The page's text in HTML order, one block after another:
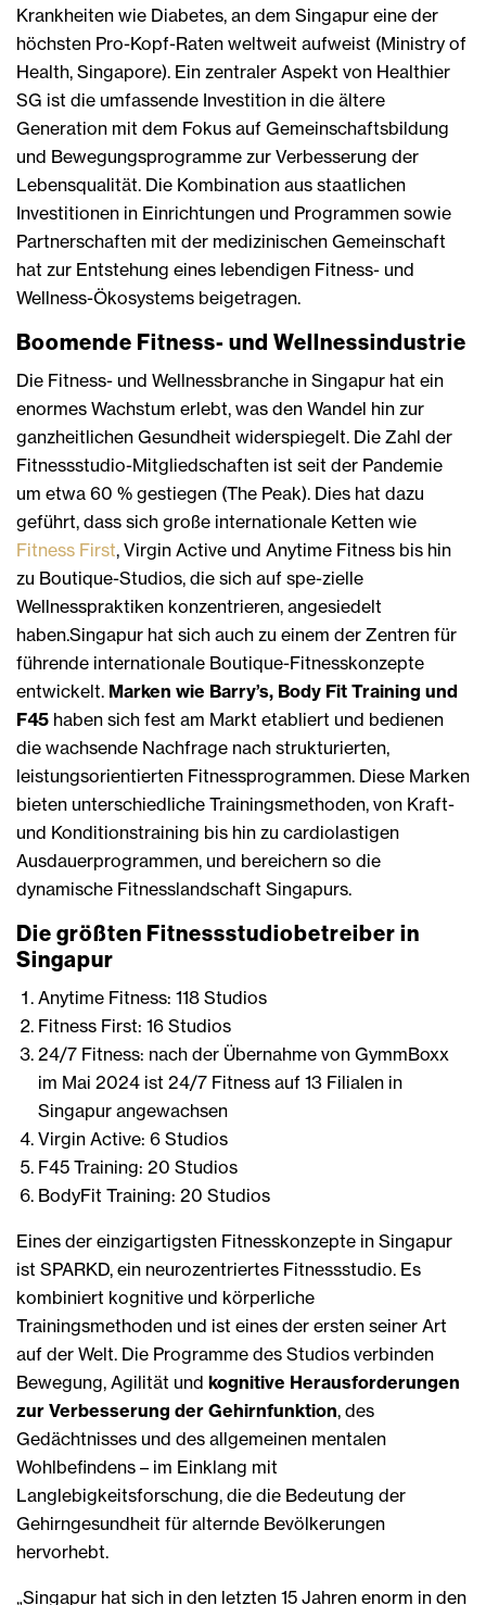
Krankheiten wie Diabetes, an dem Singapur eine der
höchsten Pro-Kopf-Raten weltweit aufweist (Ministry of
Health, Singapore). Ein zentraler Aspekt von Healthier
SG ist die umfassende Investition in die ältere
Generation mit dem Fokus auf Gemeinschaftsbildung
und Bewegungsprogramme zur Verbesserung der
Lebensqualität. Die Kombination aus staatlichen
Investitionen in Einrichtungen und Programmen sowie
Partnerschaften mit der medizinischen Gemeinschaft
hat zur Entstehung eines lebendigen Fitness- und
Wellness-Ökosystems beigetragen.
Boomende Fitness- und Wellnessindustrie
Die Fitness- und Wellnessbranche in Singapur hat ein
enormes Wachstum erlebt, was den Wandel hin zur
ganzheitlichen Gesundheit widerspiegelt. Die Zahl der
Fitnessstudio-Mitgliedschaften ist seit der Pandemie
um etwa 60 % gestiegen (The Peak). Dies hat dazu
geführt, dass sich große internationale Ketten wie
Fitness First, Virgin Active und Anytime Fitness bis hin
zu Boutique-Studios, die sich auf spe-zielle
Wellnesspraktiken konzentrieren, angesiedelt
haben.Singapur hat sich auch zu einem der Zentren für
führende internationale Boutique-Fitnesskonzepte
entwickelt. Marken wie Barry’s, Body Fit Training und
F45 haben sich fest am Markt etabliert und bedienen
die wachsende Nachfrage nach strukturierten,
leistungsorientierten Fitnessprogrammen. Diese Marken
bieten unterschiedliche Trainingsmethoden, von Kraft-
und Konditionstraining bis hin zu cardiolastigen
Ausdauerprogrammen, und bereichern so die
dynamische Fitnesslandschaft Singapurs.
Die größten Fitnessstudiobetreiber in
Singapur
Anytime Fitness: 118 Studios
Fitness First: 16 Studios
24/7 Fitness: nach der Übernahme von GymmBoxx
im Mai 2024 ist 24/7 Fitness auf 13 Filialen in
Singapur angewachsen
Virgin Active: 6 Studios
F45 Training: 20 Studios
BodyFit Training: 20 Studios
Eines der einzigartigsten Fitnesskonzepte in Singapur
ist SPARKD, ein neurozentriertes Fitnessstudio. Es
kombiniert kognitive und körperliche
Trainingsmethoden und ist eines der ersten seiner Art
auf der Welt. Die Programme des Studios verbinden
Bewegung, Agilität und kognitive Herausforderungen
zur Verbesserung der Gehirnfunktion, des
Gedächtnisses und des allgemeinen mentalen
Wohlbefindens – im Einklang mit
Langlebigkeitsforschung, die die Bedeutung der
Gehirngesundheit für alternde Bevölkerungen
hervorhebt.
„Singapur hat sich in den letzten 15 Jahren enorm in den